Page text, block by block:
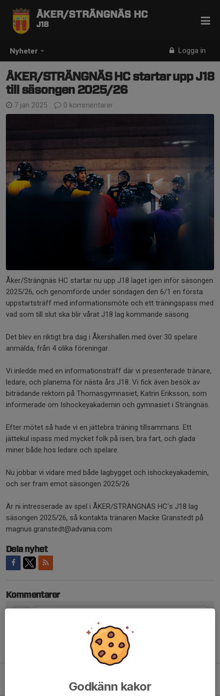
Nyheter Logga in
ÅKER/STRÄNGNÄS HC
J18
ÅKER/STRÄNGNÄS HC startar upp J18
till säsongen 2025/26
7 jan 2025 0 kommentarer
Åker/Strängnäs HC startar nu upp J18 laget igen inför säsongen
2025/26, och genomförde under söndagen den 6/1 en första
uppstartsträff med informationsmöte och ett träningspass med
vad som till slut ska blir vårat J18 lag kommande säsong.
Det blev en riktigt bra dag i Åkershallen med över 30 spelare
anmälda, från 4 olika föreningar.
Vi inledde med en informationsträff där vi presenterade tränare,
ledare, och planerna för nästa års J18. Vi fick även besök av
biträdande rektorn på Thomasgymnasiet, Katrin Eriksson, som
informerade om Ishockeyakademin och gymnasiet i Strängnäs.
Efter mötet så hade vi en jättebra träning tillsammans. Ett
jättekul ispass med mycket folk på isen, bra fart, och glada
miner både hos ledare och spelare.
Nu jobbar vi vidare med både lagbygget och ishockeyakademin,
och ser fram emot säsongen 2025/26
Är ni intresserade av spel i ÅKER/STRÄNGNÄS HC's J18 lag
säsongen 2025/26, så kontakta tränaren Macke Granstedt på
magnus.granstedt@advania.com
Dela nyhet
Kommentarer
11 maj, 12:02 1
Godkänn kakor